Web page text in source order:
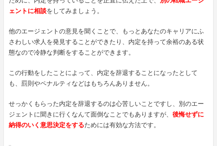
ェントに相談をしてみましょう。
他のエージェントの意見を聞くことで、もっとあなたのキャリアにふ
さわしい求人を発見することができたり、内定を持って余裕のある状
態なので冷静な判断をすることができます。
この行動をしたことによって、内定を辞退することになったとして
も、罰則やペナルティなどはもちろんありません。
せっかくもらった内定を辞退するのは心苦しいことですし、別のエー
ジェントに聞きに行くなんて面倒なことでもありますが、 後悔せずに
納得のいく意思決定をするためには有効な方法です。